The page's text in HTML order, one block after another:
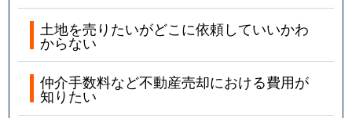
土地を売りたいがどこに依頼していいかわ
からない
仲介手数料など不動産売却における費用が
知りたい